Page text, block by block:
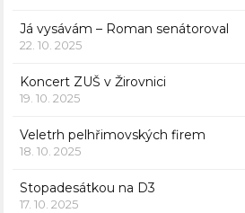
Já vysávám – Roman senátoroval
22. 10. 2025
Koncert ZUŠ v Žirovnici
19. 10. 2025
Veletrh pelhřimovských firem
18. 10. 2025
Stopadesátkou na D3
17. 10. 2025